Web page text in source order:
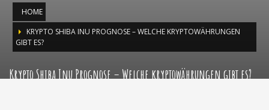
HOME
KRYPTO SHIBA INU PROGNOSE – WELCHE KRYPTOWÄHRUNGEN
GIBT ES?
Krypto Shiba Inu Prognose – Welche kryptowährungen gibt es?